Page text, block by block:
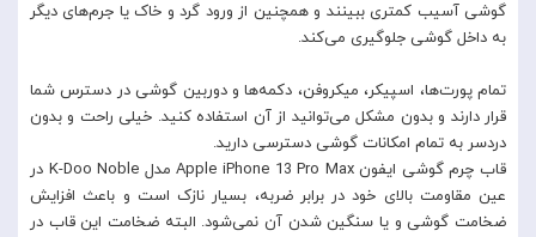
گوشی آسیب کمتری ببینند و همچنین از ورود گرد و خاک یا جرم‌های دیگر
به داخل گوشی جلوگیری می‌کند.
تمام پورت‌ها، اسپیکر، میکروفن، دکمه‌ها و دوربین گوشی در دسترس شما
قرار دارند و بدون مشکل می‌توانید از آن استفاده کنید. خیلی راحت و بدون
دردسر به تمام امکانات گوشی دسترسی دارید.
قاب چرم گوشی ایفون Apple iPhone 13 Pro Max مدل K-Doo Noble در
عین مقاومت بالای خود در برابر ضربه، بسیار نازک است و باعث افزایش
ضخامت گوشی و یا سنگین شدن آن نمی‌شود. البته ضخامت این قاب در